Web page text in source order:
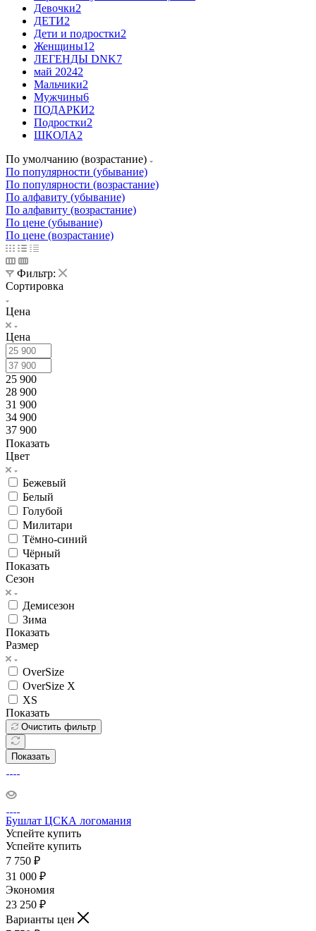
Девочки2
ДЕТИ2
Дети и подростки2
Женщины12
ЛЕГЕНДЫ DNK7
май 20242
Мальчики2
Мужчины6
ПОДАРКИ2
Подростки2
ШКОЛА2
По умолчанию (возрастание)
По популярности (убывание)
По популярности (возрастание)
По алфавиту (убывание)
По алфавиту (возрастание)
По цене (убывание)
По цене (возрастание)
Фильтр:
Сортировка
Цена
Цена
25 900
28 900
31 900
34 900
37 900
Показать
Цвет
Бежевый
Белый
Голубой
Милитари
Тёмно-синий
Чёрный
Показать
Сезон
Демисезон
Зима
Показать
Размер
OverSize
OverSize X
XS
Показать
Очистить фильтр
Показать
Бушлат ЦСКА логомания
Успейте купить
Успейте купить
7 750 ₽
31 000 ₽
Экономия
23 250 ₽
Варианты цен